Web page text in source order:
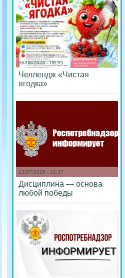
06/08/2026 - 08:05
Челлендж «Чистая
ягодка»
13/07/2026 - 10:37
Дисциплина — основа
любой победы